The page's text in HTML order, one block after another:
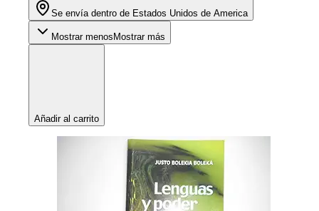
Se envía dentro de Estados Unidos de America
Mostrar menos Mostrar más
Añadir al carrito